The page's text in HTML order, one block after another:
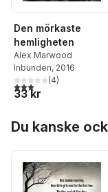
Den mörkaste
hemligheten
Alex Marwood
Inbunden, 2016
3,0utav 5 stjärnor.
(4)
33 kr
Du kanske